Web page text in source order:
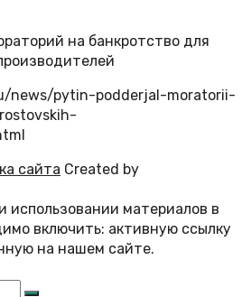
на банкротство для
news/pytin-podderjal-moratorii-
сайта Created by
материалов в
включить: активную ссылку
на нашем сайте.